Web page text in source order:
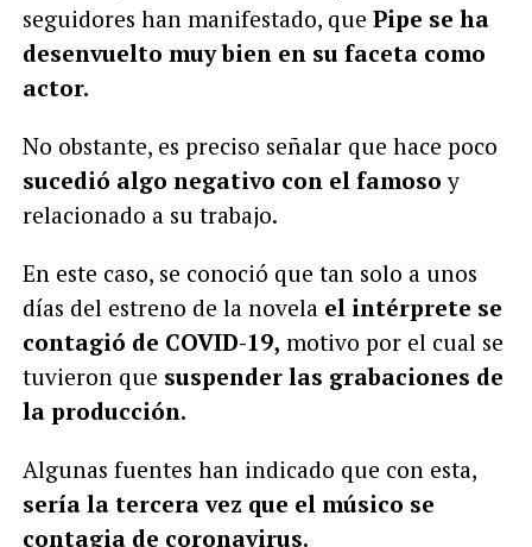
seguidores han manifestado, que Pipe se ha
desenvuelto muy bien en su faceta como
actor.
No obstante, es preciso señalar que hace poco
sucedió algo negativo con el famoso y
relacionado a su trabajo.
En este caso, se conoció que tan solo a unos
días del estreno de la novela el intérprete se
contagió de COVID-19, motivo por el cual se
tuvieron que suspender las grabaciones de
la producción.
Algunas fuentes han indicado que con esta,
sería la tercera vez que el músico se
contagia de coronavirus.